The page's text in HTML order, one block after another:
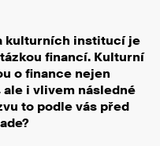
kulturních institucí je
financí. Kulturní
o finance nejen
i vlivem následné
to podle vás před